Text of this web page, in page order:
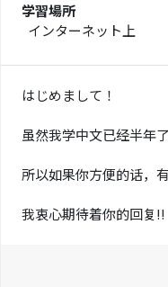
学習場所
インターネット上
はじめまして！
虽然我学中文已经半年
所以如果你方便的话，
我衷心期待着你的回复!!